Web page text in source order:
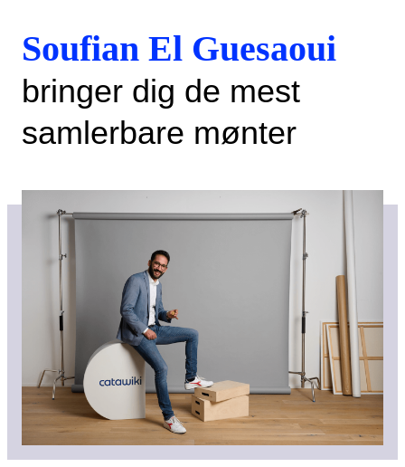
Soufian El Guesaoui
bringer dig de mest
samlerbare mønter